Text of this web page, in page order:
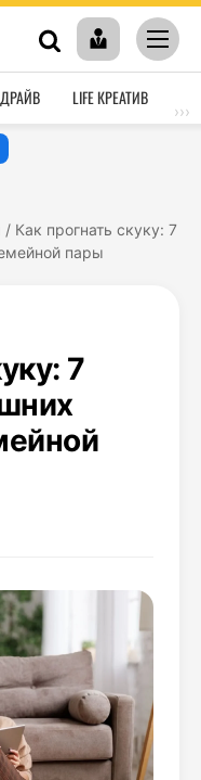
ДРАЙВ LIFE КРЕАТИВ
›››
/ Как прогнать скуку: 7
пары
7